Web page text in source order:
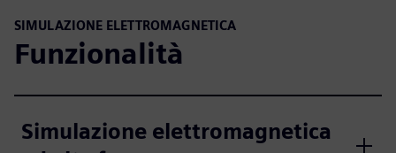
SIMULAZIONE ELETTROMAGNETICA
Funzionalità
Simulazione elettromagnetica